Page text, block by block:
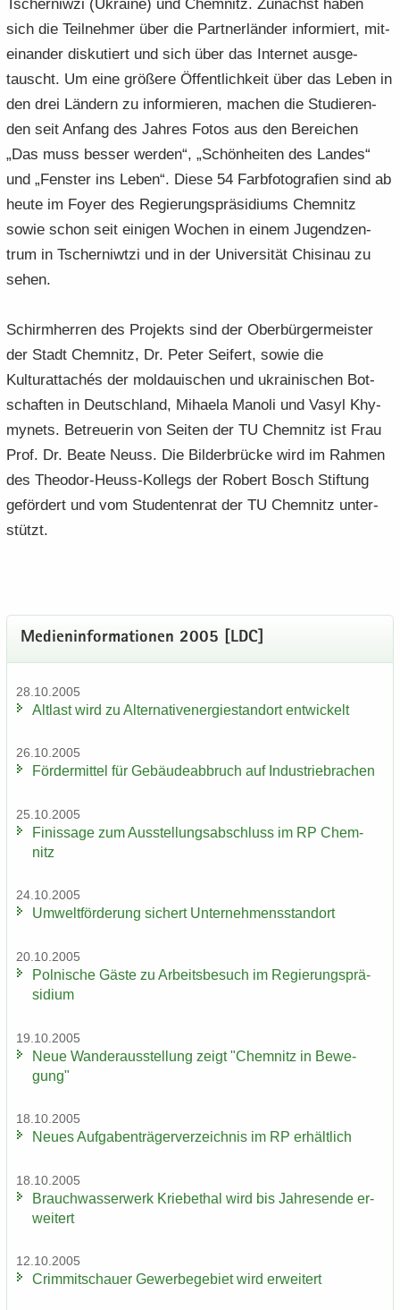
Tscher­ni­w­zi (Ukrai­ne) und Chem­nitz. Zu­nächst haben
sich die Teil­neh­mer über die Part­ner­län­der in­for­miert, mit­
ein­an­der dis­ku­tiert und sich über das In­ter­net aus­ge­
tauscht. Um eine grö­ße­re Öf­fent­lich­keit über das Leben in
den drei Län­dern zu in­for­mie­ren, ma­chen die Stu­die­ren­
den seit An­fang des Jah­res Fotos aus den Be­rei­chen
„Das muss bes­ser wer­den“, „Schön­hei­ten des Lan­des“
und „Fens­ter ins Leben“. Diese 54 Farb­fo­to­gra­fien sind ab
heute im Foyer des Re­gie­rungs­prä­si­di­ums Chem­nitz
sowie schon seit ei­ni­gen Wo­chen in einem Ju­gend­zen­
trum in Tscher­niwt­zi und in der Uni­ver­si­tät Chi­si­nau zu
sehen.
Schirm­her­ren des Pro­jekts sind der Ober­bür­ger­meis­ter
der Stadt Chem­nitz, Dr. Peter Sei­fert, sowie die
Kulturattachés der mol­dau­ischen und ukrai­ni­schen Bot­
schaf­ten in Deutsch­land, Mihae­la Ma­no­li und Vasyl Khy­
my­nets. Be­treue­rin von Sei­ten der TU Chem­nitz ist Frau
Prof. Dr. Beate Neuss. Die Bil­der­brü­cke wird im Rah­men
des Theodor-​Heuss-Kollegs der Ro­bert Bosch Stif­tung
ge­för­dert und vom Stu­den­ten­rat der TU Chem­nitz un­ter­
stützt.
Me­di­en­in­for­ma­tio­nen 2005 [LDC]
28.10.2005
Alt­last wird zu Al­ter­na­tiv­ener­gie­stand­ort ent­wi­ckelt
26.10.2005
För­der­mit­tel für Ge­bäu­de­ab­bruch auf In­dus­trie­bra­chen
25.10.2005
Fi­nis­sa­ge zum Aus­stel­lungs­ab­schluss im RP Chem­
nitz
24.10.2005
Um­welt­för­de­rung si­chert Un­ter­neh­mens­stand­ort
20.10.2005
Pol­ni­sche Gäste zu Ar­beits­be­such im Re­gie­rungs­prä­
si­di­um
19.10.2005
Neue Wan­der­aus­stel­lung zeigt "Chem­nitz in Be­we­
gung"
18.10.2005
Neues Auf­ga­ben­trä­ger­ver­zeich­nis im RP er­hält­lich
18.10.2005
Brauch­was­ser­werk Krie­be­thal wird bis Jah­res­en­de er­
wei­tert
12.10.2005
Crim­mit­schau­er Ge­wer­be­ge­biet wird er­wei­tert